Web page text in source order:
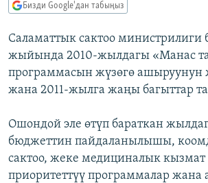
ЭКСПЕРТТЕР ТАЛДАЙТ
БИЗ ЖАНА ДҮЙНӨ
ЭЖЕ-СИҢДИЛЕР
ЫҢГАЙСЫЗ СУРООЛОР
ӨЗГӨЧӨ ПИКИР
Русский
ОНЛАЙН ШЕРИНЕ
Бизди Google'дан табыңыз
Саламаттык сактоо министрилиги
жыйында 2010-жылдагы «Манас
программасын жүзөгө
жана 2011-жылга жаңы багыттар
Ошондой эле өтүп бараткан
бюджеттин пайдаланылышы,
сактоо, жеке медициналык кызмат
приоритеттүү программалар жана